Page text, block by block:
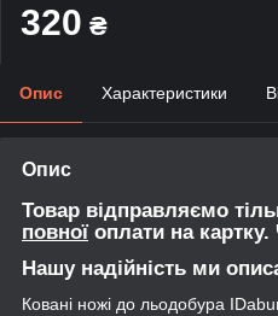
320 ₴
Опис Характеристики
Опис
Товар відправляємо
повної оплати на
Нашу надійність ми
Ковані ножі до льодобура